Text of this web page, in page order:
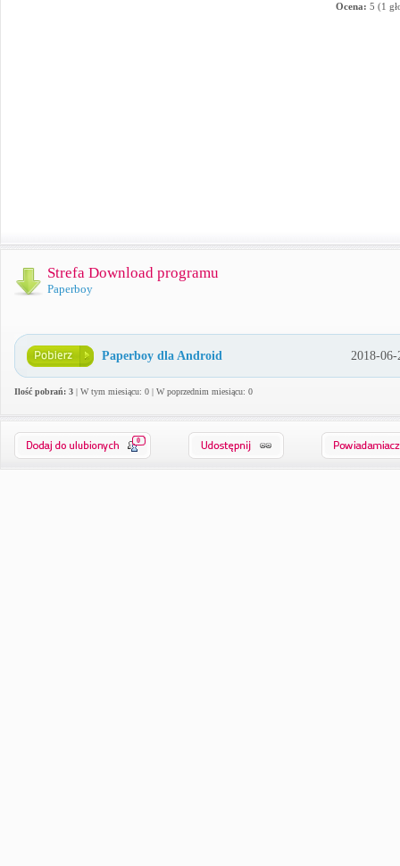
Ocena: 5 (1
Strefa Download programu
Paperboy
Paperboy dla Android 2018-06-
Ilość pobrań: 3 | W tym miesiącu: 0 | W poprzednim miesiącu: 0
0